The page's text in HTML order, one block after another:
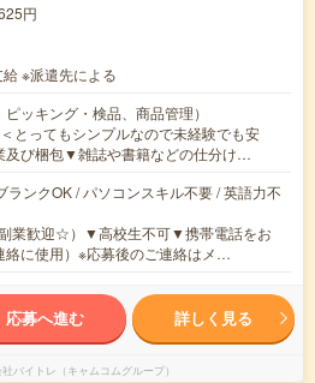
円
※派遣先による
ッキング・検品、商品管理）
とってもシンプルなので未経験でも安
び梱包▼雑誌や書籍などの仕分け…
ランクOK / パソコンスキル不要 / 英語力不
業歓迎☆）▼高校生不可▼携帯電話をお
絡に使用）※応募後のご連絡はメ…
応募へ進む 詳しく見る
バイトレ（キャムコムグループ）